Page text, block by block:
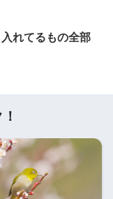
れてるもの全部